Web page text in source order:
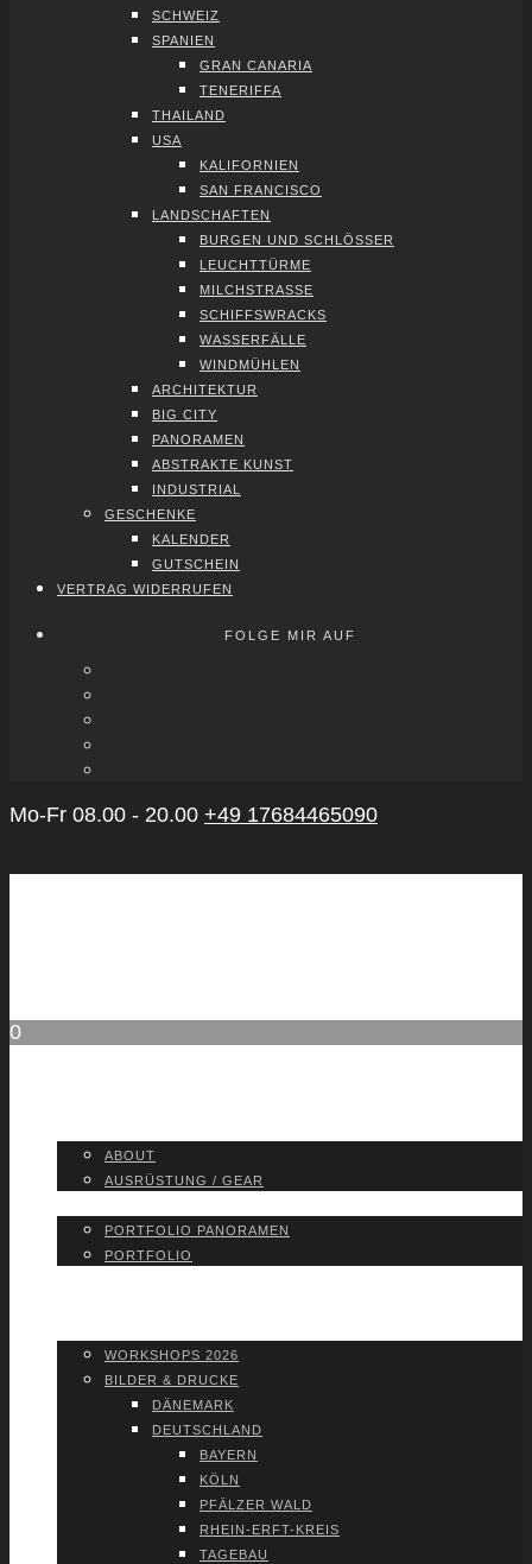
SCHWEIZ
SPA­NI­EN
GRAN CANA­RIA
TENE­RIF­FA
THAI­LAND
USA
KALI­FOR­NI­EN
SAN FRAN­CIS­CO
LAND­SCHAF­TEN
BUR­GEN UND SCHLÖS­SER
LEUCHT­TÜR­ME
MILCH­STRAS­SE
SCHIFFS­WRACKS
WAS­SER­FÄL­LE
WIND­MÜH­LEN
ARCHI­TEK­TUR
BIG CITY
PAN­ORA­MEN
ABS­TRAK­TE KUNST
INDUS­TRI­AL
GESCHEN­KE
KALEN­DER
GUT­SCHEIN
VER­TRAG WIDER­RU­FEN
FOLGE MIR AUF
Mo-Fr 08.00 - 20.00 +49 17684465090
0
ABOUT
AUS­RÜS­TUNG / GEAR
PORT­FO­LIO PAN­ORA­MEN
PORT­FO­LIO
WORK­SHOPS 2026
BIL­DER & DRU­CKE
DÄNE­MARK
DEUTSCH­LAND
BAY­ERN
KÖLN
PFÄL­ZER WALD
RHEIN-ERFT-KREIS
TAGE­BAU